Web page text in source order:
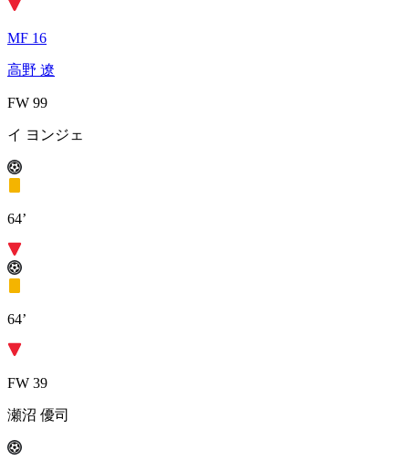
MF 16
高野 遼
FW 99
イ ヨンジェ
64’
64’
FW 39
瀬沼 優司